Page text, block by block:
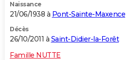
Naissance
21/06/1938 à Pont-Sainte-Maxence
Décès
26/10/2011 à Saint-Didier-la-Forêt
Famille NUTTE